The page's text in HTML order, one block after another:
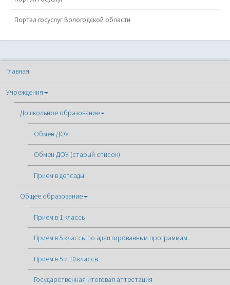
Портал госуслуг Вологодской области
Главная
Учреждения
Дошкольное образование
Обмен ДОУ
Обмен ДОУ (старый список)
Прием в детсады
Общее образование
Прием в 1 классы
Прием в 5 классы по адаптированным программам
Прием в 5 и 10 классы
Государственная итоговая аттестация